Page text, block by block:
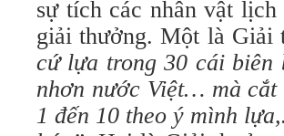
sự tích các nhân vật
giải thưởng. Một là Giải
cứ lựa trong 30 cái biên
nhơn nước Việt… mà cắt
1 đến 10 theo ý mình